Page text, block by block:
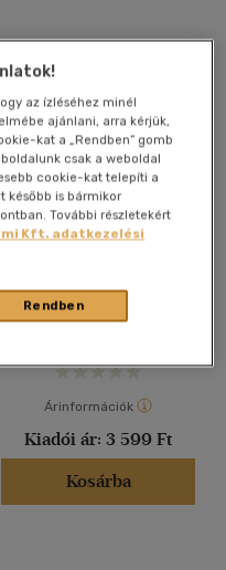
Elias Weiss Friedman
Árinformációk
Kiadói ár: 3 599 Ft
Kosárba
az ízléséhez minél
ajánlani, arra kérjük,
kat a „Rendben” gomb
csak a weboldal
cookie-kat telepíti a
később is bármikor
További részletekért
Kft. adatkezelési
Rendben